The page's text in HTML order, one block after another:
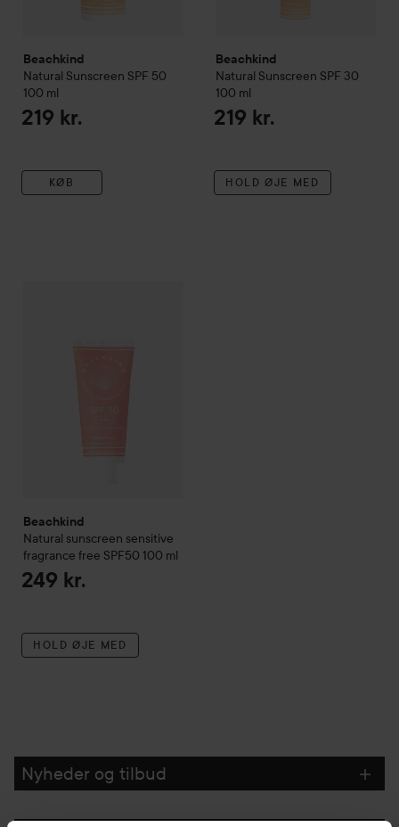
Beachkind
Natural Sunscreen SPF 50
100 ml
219 kr.
KØB
Beachkind
Natural Sunscreen SPF 30
100 ml
219 kr.
HOLD ØJE MED
Beachkind
Natural sunscreen sensitive
fragrance free SPF50 100 ml
249 kr.
HOLD ØJE MED
Nyheder og tilbud